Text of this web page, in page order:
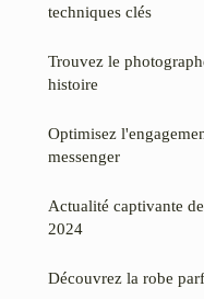
techniques clés
Trouvez le
histoire
Optimisez
messenger
Actualité captivante
2024
Découvrez la robe